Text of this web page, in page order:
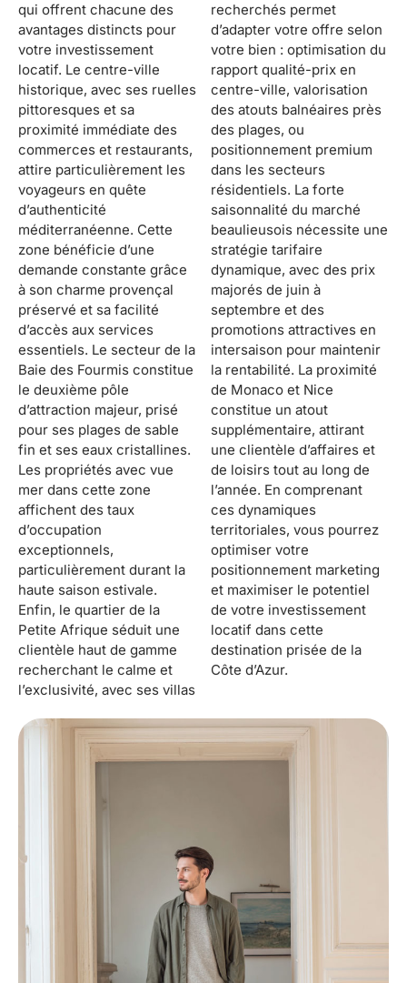
qui offrent chacune des
avantages distincts pour
votre investissement
locatif. Le centre-ville
historique, avec ses ruelles
pittoresques et sa
proximité immédiate des
commerces et restaurants,
attire particulièrement les
voyageurs en quête
d’authenticité
méditerranéenne. Cette
zone bénéficie d’une
demande constante grâce
à son charme provençal
préservé et sa facilité
d’accès aux services
essentiels. Le secteur de la
Baie des Fourmis constitue
le deuxième pôle
d’attraction majeur, prisé
pour ses plages de sable
fin et ses eaux cristallines.
Les propriétés avec vue
mer dans cette zone
affichent des taux
d’occupation
exceptionnels,
particulièrement durant la
haute saison estivale.
Enfin, le quartier de la
Petite Afrique séduit une
clientèle haut de gamme
recherchant le calme et
l’exclusivité, avec ses villas
recherchés permet
d’adapter votre offre selon
votre bien : optimisation du
rapport qualité-prix en
centre-ville, valorisation
des atouts balnéaires près
des plages, ou
positionnement premium
dans les secteurs
résidentiels. La forte
saisonnalité du marché
beaulieusois nécessite une
stratégie tarifaire
dynamique, avec des prix
majorés de juin à
septembre et des
promotions attractives en
intersaison pour maintenir
la rentabilité. La proximité
de Monaco et Nice
constitue un atout
supplémentaire, attirant
une clientèle d’affaires et
de loisirs tout au long de
l’année. En comprenant
ces dynamiques
territoriales, vous pourrez
optimiser votre
positionnement marketing
et maximiser le potentiel
de votre investissement
locatif dans cette
destination prisée de la
Côte d’Azur.